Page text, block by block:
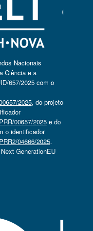
Nacionais
Ciência e a
657/2025 com o
2025, do projeto
00657/2025e do
o identificador
04666/2025.
GenerationEU